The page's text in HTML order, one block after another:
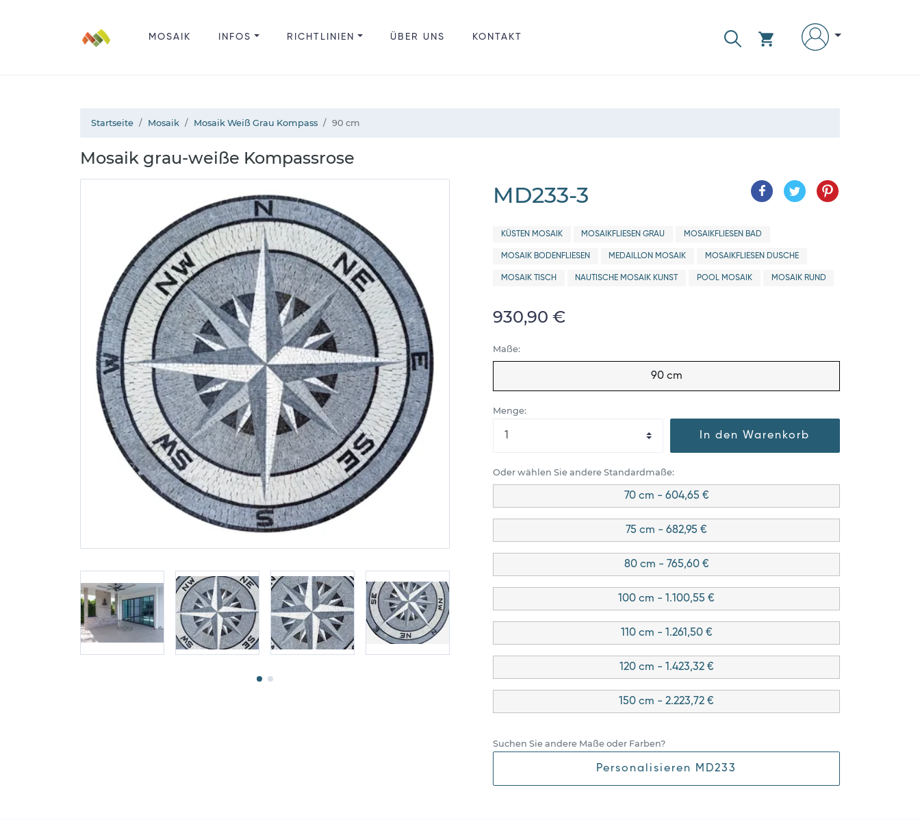
MOSAIK INFOS RICHTLINIEN ÜBER UNS KONTAKT
Startseite Mosaik Mosaik Weiß Grau Kompass 90 cm
Mosaik grau-weiße Kompassrose
MD233-3
KÜSTEN MOSAIK MOSAIKFLIESEN GRAU MOSAIKFLIESEN BAD
MOSAIK BODENFLIESEN MEDAILLON MOSAIK MOSAIKFLIESEN DUSCHE
MOSAIK TISCH NAUTISCHE MOSAIK KUNST POOL MOSAIK MOSAIK RUND
930,90 €
Maße:
90 cm
Menge:
In den Warenkorb
Oder wählen Sie andere Standardmaße:
70 cm - 604,65 €
75 cm - 682,95 €
80 cm - 765,60 €
100 cm - 1.100,55 €
110 cm - 1.261,50 €
120 cm - 1.423,32 €
150 cm - 2.223,72 €
Suchen Sie andere Maße oder Farben?
Personalisieren MD233